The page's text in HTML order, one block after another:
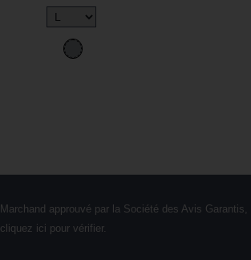
Marchand approuvé par la Société des Avis Garantis,
cliquez ici pour vérifier.